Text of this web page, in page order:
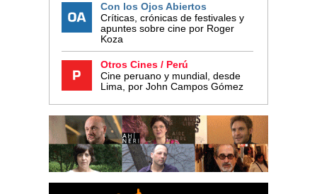
Con los Ojos Abiertos
Críticas, crónicas de festivales y
apuntes sobre cine por Roger
Koza
Otros Cines / Perú
Cine peruano y mundial, desde
Lima, por John Campos Gómez